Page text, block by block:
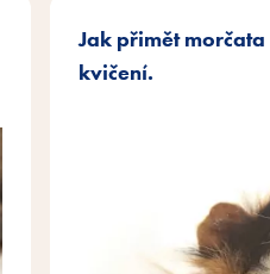
Jak přimět
kvičení.